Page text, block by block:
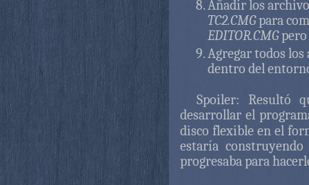
Añadir los
TC2.CMGpara
EDITOR.CMGpero
Agregar todos
dentro del
Spoiler: Resultó
desarrollar el
disco flexible en el
estaría
progresaba para